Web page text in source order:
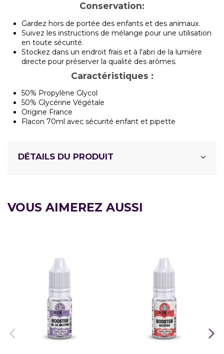
Conservation:
Gardez hors de portée des enfants et des animaux.
Suivez les instructions de mélange pour une utilisation
en toute sécurité.
Stockez dans un endroit frais et à l'abri de la lumière
directe pour préserver la qualité des arômes.
Caractéristiques :
50% Propylène Glycol
50% Glycérine Végétale
Origine France
Flacon 70ml avec sécurité enfant et pipette
DÉTAILS DU PRODUIT
VOUS AIMEREZ AUSSI